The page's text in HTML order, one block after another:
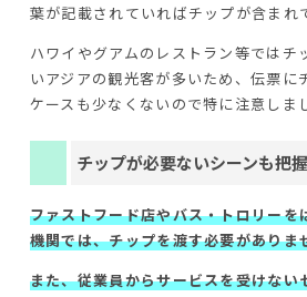
葉が記載されていればチップが含まれ
ハワイやグアムのレストラン等ではチ
いアジアの観光客が多いため、伝票に
ケースも少なくないので特に注意しま
チップが必要ないシーンも把
ファストフード店やバス・トロリーを
機関では、チップを渡す必要がありま
また、従業員からサービスを受けない